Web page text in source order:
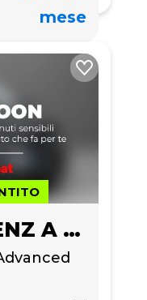
mese
MERCEDES-BENZ A 180